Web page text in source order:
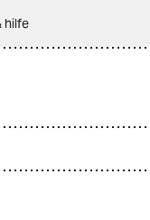
hilfe